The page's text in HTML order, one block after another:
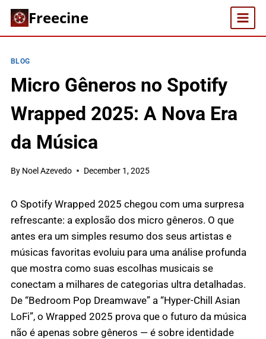
Skip
content
Freecine
BLOG
Micro Gêneros no Spotify
Wrapped 2025: A Nova Era
da Música
By Noel Azevedo December 1, 2025
O Spotify Wrapped 2025 chegou com uma surpresa
refrescante: a explosão dos micro gêneros. O que
antes era um simples resumo dos seus artistas e
músicas favoritas evoluiu para uma análise profunda
que mostra como suas escolhas musicais se
conectam a milhares de categorias ultra detalhadas.
De “Bedroom Pop Dreamwave” a “Hyper-Chill Asian
LoFi”, o Wrapped 2025 prova que o futuro da música
não é apenas sobre gêneros — é sobre identidade